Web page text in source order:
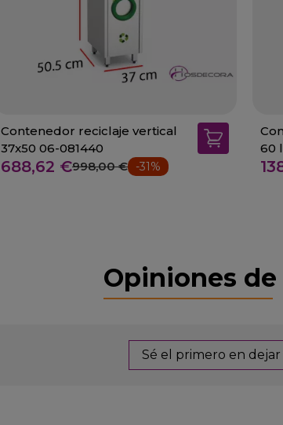
Contenedor reciclaje vertical
37x50 06-081440
688,62 €998,00 € -31%
60
Opiniones
Sé el primero en